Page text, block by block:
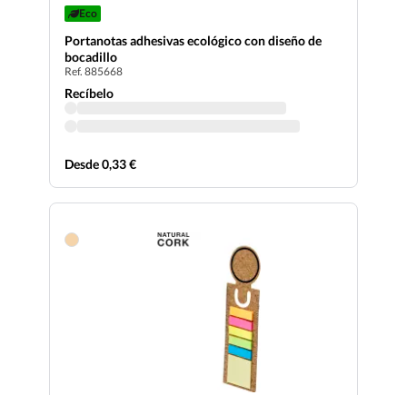
Eco
Portanotas adhesivas ecológico con diseño de
bocadillo
Ref. 885668
Recíbelo
Desde 0,33 €